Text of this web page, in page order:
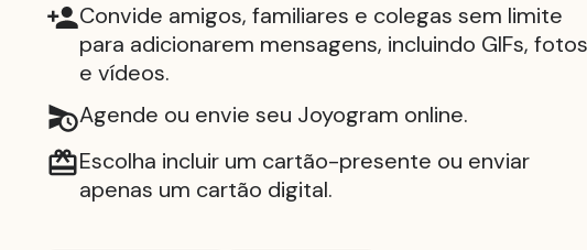
Convide amigos, familiares e colegas sem limite
para adicionarem mensagens, incluindo GIFs, fotos
e vídeos.
Agende ou envie seu Joyogram online.
Escolha incluir um cartão-presente ou enviar
apenas um cartão digital.